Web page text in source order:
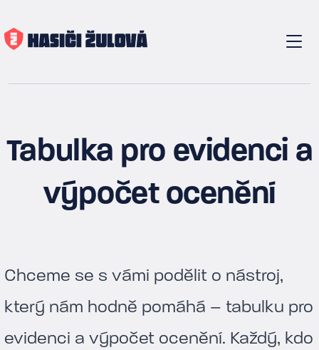
Tabulka pro evidenci a
výpočet ocenění
Chceme se s vámi podělit o nástroj,
který nám hodně pomáhá – tabulku pro
evidenci a výpočet ocenění. Každý, kdo